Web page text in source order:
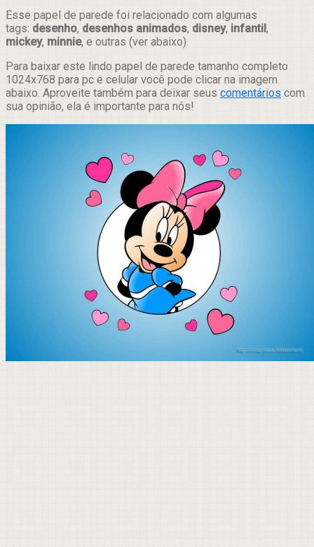
Esse papel de parede foi relacionado com algumas
tags: desenho, desenhos animados, disney, infantil,
mickey, minnie, e outras (ver abaixo).
Para baixar este lindo papel de parede tamanho completo
1024x768 para pc e celular você pode clicar na imagem
abaixo. Aproveite também para deixar seus comentários com
sua opinião, ela é importante para nós!